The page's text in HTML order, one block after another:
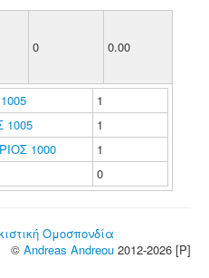
0 0.00
1
1
1000
1
0
Ομοσπονδία
© Andreas Andreou 2012-2026 [P]